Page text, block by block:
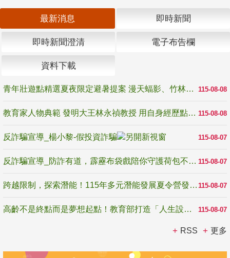
最新消息 即時新聞
即時新聞澄清 電子布告欄
資料下載
115-08-08
青年壯遊點精選夏夜限定避暑提案 漫天蝠影、竹林尋蛙、茶香夜觀 邀青年暮色出發
115-08-08
教育家人物典範 發明大王林永禎教授 用自身經歷點亮學生的路
115-08-07
反詐騙宣導_楊小黎-假投資詐騙
115-08-07
反詐騙宣導_防詐有道，霹靂布袋戲陪你守護荷包不受騙
115-08-07
跨越限制，探索潛能！115年多元潛能發展夏令營發掘生命無限可能
115-08-07
高齡不是終點而是夢想起點！教育部打造「人生設計夢工場」 參展第3屆高齡健康產業博覽會
RSS 更多